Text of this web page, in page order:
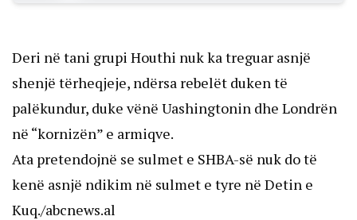
Deri në tani grupi Houthi nuk ka treguar asnjë
shenjë tërheqjeje, ndërsa rebelët duken të
palëkundur, duke vënë Uashingtonin dhe Londrën
në “kornizën” e armiqve.
Ata pretendojnë se sulmet e SHBA-së nuk do të
kenë asnjë ndikim në sulmet e tyre në Detin e
Kuq./abcnews.al